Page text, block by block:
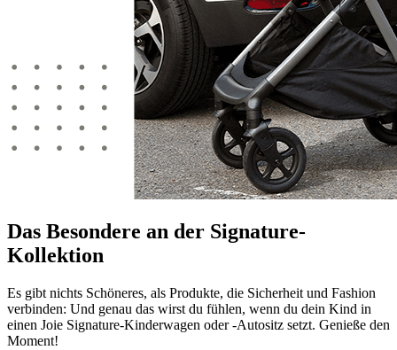
Das Besondere an der Signature-
Kollektion
Es gibt nichts Schöneres, als Produkte, die Sicherheit und Fashion
verbinden: Und genau das wirst du fühlen, wenn du dein Kind in
einen Joie Signature-Kinderwagen oder -Autositz setzt. Genieße den
Moment!